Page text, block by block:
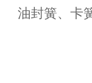
油封簧、卡